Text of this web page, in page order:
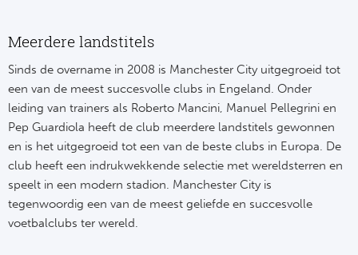
Meerdere landstitels
Sinds de overname in 2008 is Manchester City uitgegroeid tot
een van de meest succesvolle clubs in Engeland. Onder
leiding van trainers als Roberto Mancini, Manuel Pellegrini en
Pep Guardiola heeft de club meerdere landstitels gewonnen
en is het uitgegroeid tot een van de beste clubs in Europa. De
club heeft een indrukwekkende selectie met wereldsterren en
speelt in een modern stadion. Manchester City is
tegenwoordig een van de meest geliefde en succesvolle
voetbalclubs ter wereld.